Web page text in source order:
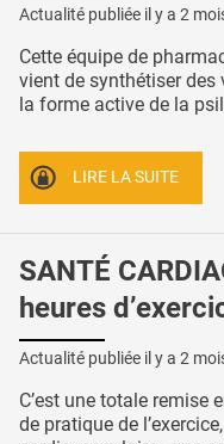
Actualité publiée il y a 2
Cette équipe de
vient de synthétiser
la forme active de la
LIRE LA SUITE
SANTÉ
heures
Actualité publiée il y a 2
C’est une totale
de pratique de